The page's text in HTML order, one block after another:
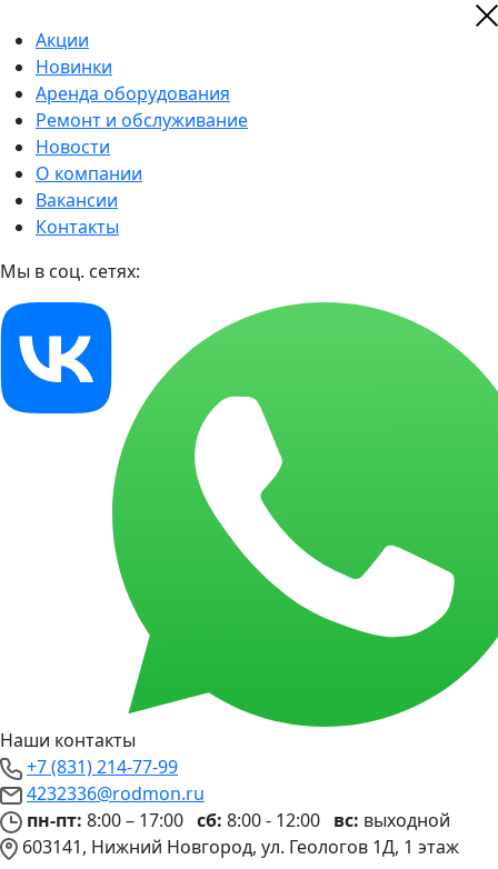
Акции
Новинки
Аренда оборудования
Ремонт и обслуживание
Новости
О компании
Вакансии
Контакты
Мы в соц. сетях:
Наши контакты
+7 (831) 214-77-99
4232336@rodmon.ru
пн-пт: 8:00 – 17:00 сб: 8:00 - 12:00 вс: выходной
603141, Нижний Новгород, ул. Геологов 1Д, 1 этаж